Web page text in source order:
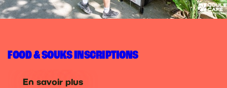
FOOD & SOUKS INSCRIPTIONS
En savoir plus